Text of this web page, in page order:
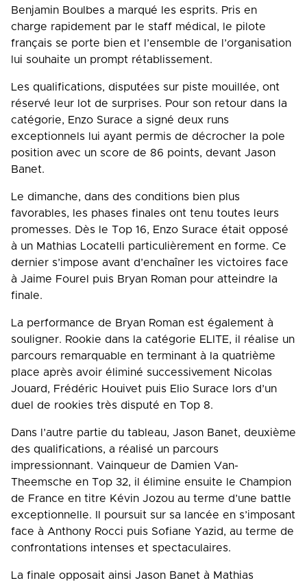
Benjamin Boulbes a marqué les esprits. Pris en
charge rapidement par le staff médical, le pilote
français se porte bien et l’ensemble de l’organisation
lui souhaite un prompt rétablissement.
Les qualifications, disputées sur piste mouillée, ont
réservé leur lot de surprises. Pour son retour dans la
catégorie, Enzo Surace a signé deux runs
exceptionnels lui ayant permis de décrocher la pole
position avec un score de 86 points, devant Jason
Banet.
Le dimanche, dans des conditions bien plus
favorables, les phases finales ont tenu toutes leurs
promesses. Dès le Top 16, Enzo Surace était opposé
à un Mathias Locatelli particulièrement en forme. Ce
dernier s’impose avant d’enchaîner les victoires face
à Jaime Fourel puis Bryan Roman pour atteindre la
finale.
La performance de Bryan Roman est également à
souligner. Rookie dans la catégorie ELITE, il réalise un
parcours remarquable en terminant à la quatrième
place après avoir éliminé successivement Nicolas
Jouard, Frédéric Houivet puis Elio Surace lors d’un
duel de rookies très disputé en Top 8.
Dans l’autre partie du tableau, Jason Banet, deuxième
des qualifications, a réalisé un parcours
impressionnant. Vainqueur de Damien Van-
Theemsche en Top 32, il élimine ensuite le Champion
de France en titre Kévin Jozou au terme d’une battle
exceptionnelle. Il poursuit sur sa lancée en s’imposant
face à Anthony Rocci puis Sofiane Yazid, au terme de
confrontations intenses et spectaculaires.
La finale opposait ainsi Jason Banet à Mathias